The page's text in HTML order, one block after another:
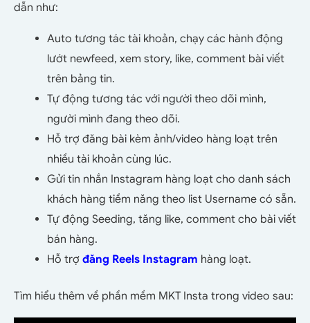
dẫn như:
Auto tương tác tài khoản, chạy các hành động
lướt newfeed, xem story, like, comment bài viết
trên bảng tin.
Tự động tương tác với người theo dõi mình,
người mình đang theo dõi.
Hỗ trợ đăng bài kèm ảnh/video hàng loạt trên
nhiều tài khoản cùng lúc.
Gửi tin nhắn Instagram hàng loạt cho danh sách
khách hàng tiềm năng theo list Username có sẵn.
Tự động Seeding, tăng like, comment cho bài viết
bán hàng.
Hỗ trợ đăng Reels Instagram hàng loạt.
Tìm hiểu thêm về phần mềm MKT Insta trong video sau: